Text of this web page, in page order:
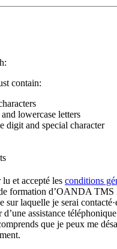
contain:
lowercase letters
digit and special character
et accepté les conditions
formation d’OANDA
sur laquelle je serai
assistance
que je peux me